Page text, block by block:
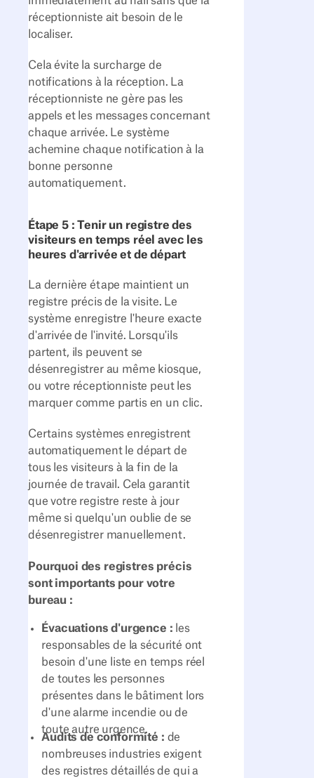
réceptionniste ait besoin de le
localiser.
Cela évite la surcharge de
notifications à la réception. La
réceptionniste ne gère pas les
appels et les messages concernant
chaque arrivée. Le système
achemine chaque notification à la
bonne personne
automatiquement.
Étape 5 : Tenir un registre des
visiteurs en temps réel avec les
heures d'arrivée et de départ
La dernière étape maintient un
registre précis de la visite. Le
système enregistre l'heure exacte
d'arrivée de l'invité. Lorsqu'ils
partent, ils peuvent se
désenregistrer au même kiosque,
ou votre réceptionniste peut les
marquer comme partis en un clic.
Certains systèmes enregistrent
automatiquement le départ de
tous les visiteurs à la fin de la
journée de travail. Cela garantit
que votre registre reste à jour
même si quelqu'un oublie de se
désenregistrer manuellement.
Pourquoi des registres précis
sont importants pour votre
bureau :
Évacuations d'urgence : les
responsables de la sécurité ont
besoin d'une liste en temps réel
de toutes les personnes
présentes dans le bâtiment lors
d'une alarme incendie ou de
toute autre urgence.
Audits de conformité : de
nombreuses industries exigent
des registres détaillés de qui a